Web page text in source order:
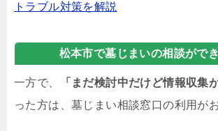
トラブル対策を解説
松本市で墓じまいの相談がで
一方で、 「まだ検討中だけど情報収集
った方は、墓じまい相談窓口の利用が